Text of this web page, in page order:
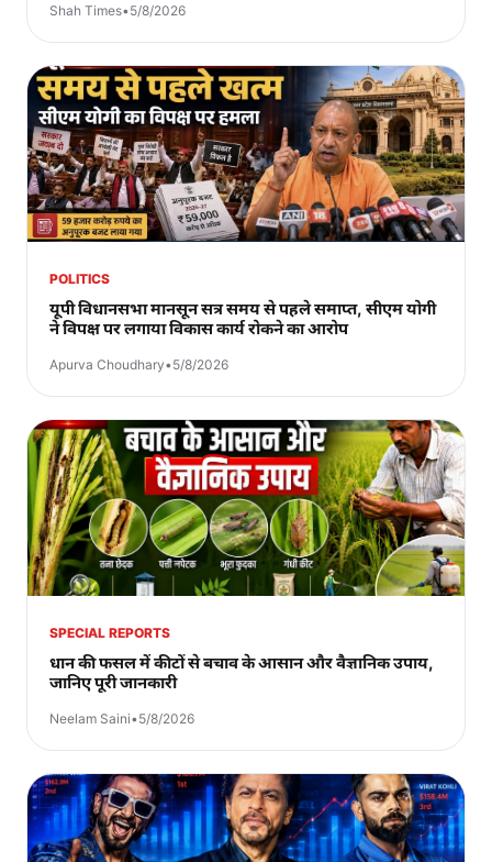
Shah Times•5/8/2026
POLITICS
यूपी विधानसभा मानसून सत्र समय से पहले समाप्त, सीएम योगी
ने विपक्ष पर लगाया विकास कार्य रोकने का आरोप
Apurva Choudhary•5/8/2026
SPECIAL REPORTS
धान की फसल में कीटों से बचाव के आसान और वैज्ञानिक उपाय,
जानिए पूरी जानकारी
Neelam Saini•5/8/2026